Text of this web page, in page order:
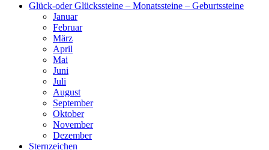
Glück-oder Glückssteine – Monatssteine – Geburtssteine
Januar
Februar
März
April
Mai
Juni
Juli
August
September
Oktober
November
Dezember
Sternzeichen